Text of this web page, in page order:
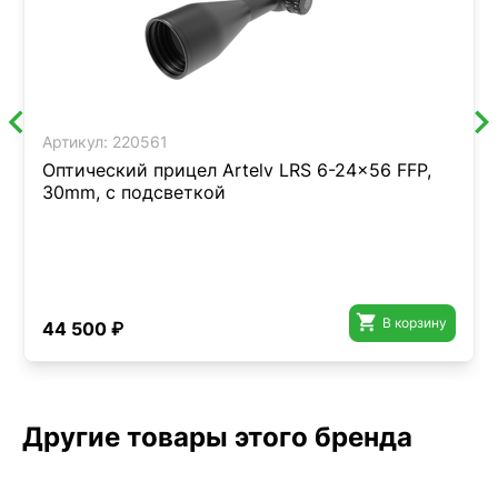
Артикул: 220561
Оптический прицел Artelv LRS 6-24x56 FFP,
30mm, с подсветкой
44 500 ₽  В корзину
Другие товары этого бренда